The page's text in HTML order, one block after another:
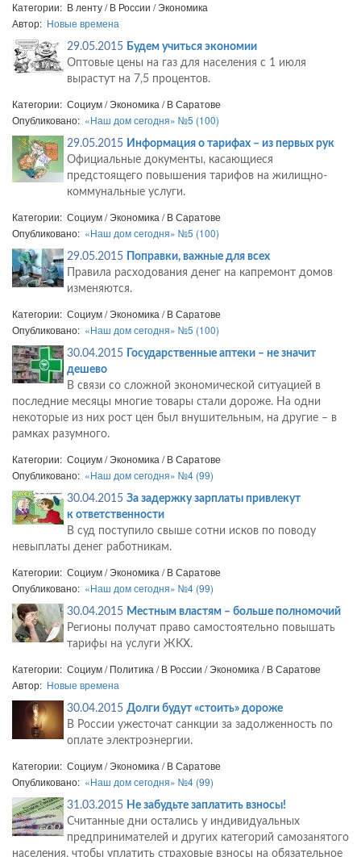
Категории: В ленту / В России / Экономика
Автор: Новые времена
29.05.2015 Будем учиться экономии
Оптовые цены на газ для населения с 1 июля
вырастут на 7,5 процентов.
Категории: Социум / Экономика / В Саратове
Опубликовано: «Наш дом сегодня» №5 (100)
29.05.2015 Информация о тарифах – из первых рук
Официальные документы, касающиеся
предстоящего повышения тарифов на жилищно-
коммунальные услуги.
Категории: Социум / Экономика / В Саратове
Опубликовано: «Наш дом сегодня» №5 (100)
29.05.2015
Поправки, важные для всех
Правила расходования денег на капремонт домов
изменяются.
Категории: Социум / Экономика / В Саратове
Опубликовано: «Наш дом сегодня» №5 (100)
30.04.2015
Государственные аптеки – не значит
дешево
В связи со сложной экономической ситуацией в
последние месяцы многие товары стали дороже. На одни
некоторые из них рост цен был внушительным, на другие – в
рамках разумного.
Категории: Социум / Экономика / В Саратове
Опубликовано: «Наш дом сегодня» №4 (99)
30.04.2015 За задержку зарплаты привлекут
к ответственности
В суд поступило свыше сотни исков по поводу
невыплаты денег работникам.
Категории: Социум / Экономика / В Саратове
Опубликовано: «Наш дом сегодня» №4 (99)
30.04.2015 Местным властям – больше полномочий
Регионы получат право самостоятельно повышать
тарифы на услуги ЖКХ.
Категории: Социум / Политика / В России / Экономика / В Саратове
Автор: Новые времена
30.04.2015 Долги будут «стоить» дороже
В России ужесточат санкции за задолженность по
оплате электроэнергии.
Категории: Социум / Экономика / В Саратове
Опубликовано: «Наш дом сегодня» №4 (99)
31.03.2015 Не забудьте заплатить взносы!
Считанные дни остались у индивидуальных
предпринимателей и других категорий самозанятого
населения, чтобы уплатить страховые взносы на обязательное